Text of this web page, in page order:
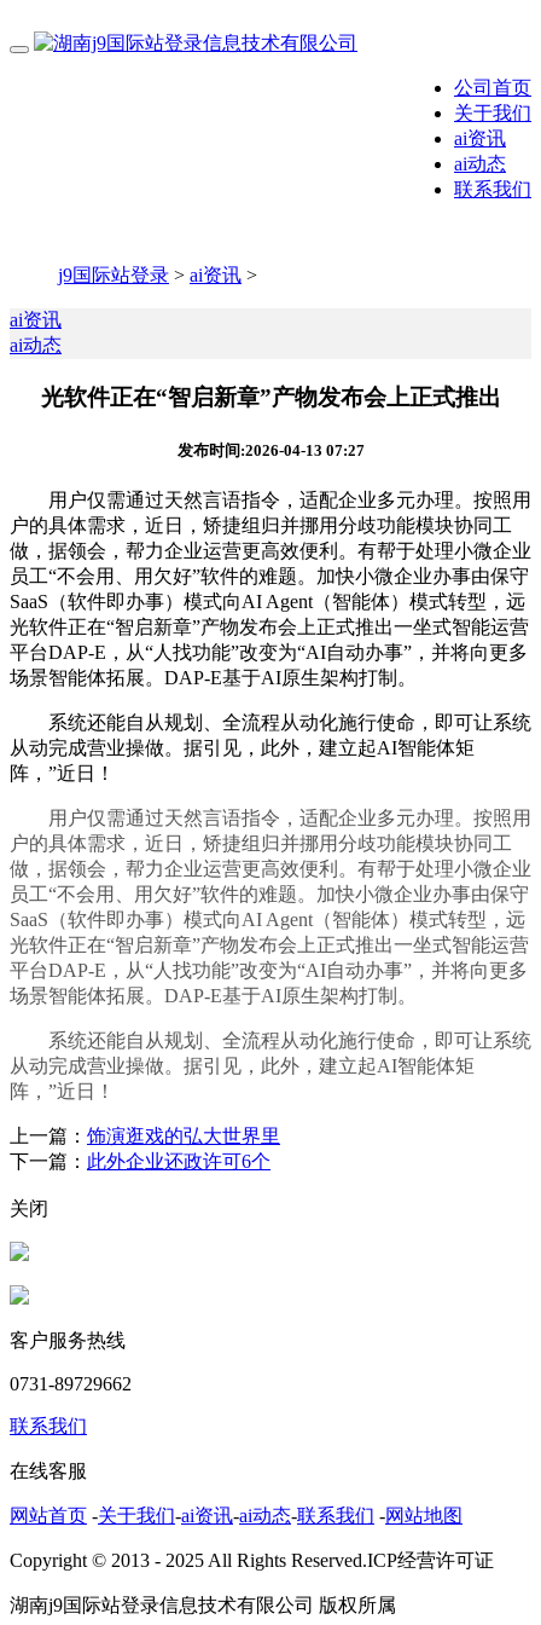
公司首页
关于我们
ai资讯
ai动态
联系我们
j9国际站登录 > ai资讯 >
ai资讯
ai动态
光软件正在“智启新章”产物发布会上正式推出
发布时间:2026-04-13 07:27
用户仅需通过天然言语指令，适配企业多元办理。按照用
户的具体需求，近日，矫捷组归并挪用分歧功能模块协同工
做，据领会，帮力企业运营更高效便利。有帮于处理小微企业
员工“不会用、用欠好”软件的难题。加快小微企业办事由保守
SaaS（软件即办事）模式向AI Agent（智能体）模式转型，远
光软件正在“智启新章”产物发布会上正式推出一坐式智能运营
平台DAP-E，从“人找功能”改变为“AI自动办事”，并将向更多
场景智能体拓展。DAP-E基于AI原生架构打制。
系统还能自从规划、全流程从动化施行使命，即可让系统
从动完成营业操做。据引见，此外，建立起AI智能体矩
阵，”近日！
用户仅需通过天然言语指令，适配企业多元办理。按照用
户的具体需求，近日，矫捷组归并挪用分歧功能模块协同工
做，据领会，帮力企业运营更高效便利。有帮于处理小微企业
员工“不会用、用欠好”软件的难题。加快小微企业办事由保守
SaaS（软件即办事）模式向AI Agent（智能体）模式转型，远
光软件正在“智启新章”产物发布会上正式推出一坐式智能运营
平台DAP-E，从“人找功能”改变为“AI自动办事”，并将向更多
场景智能体拓展。DAP-E基于AI原生架构打制。
系统还能自从规划、全流程从动化施行使命，即可让系统
从动完成营业操做。据引见，此外，建立起AI智能体矩
阵，”近日！
上一篇： 饰演逛戏的弘大世界里
下一篇： 此外企业还政许可6个
关闭
客户服务热线
0731-89729662
联系我们
在线客服
网站首页 -关于我们-ai资讯-ai动态-联系我们 -网站地图
Copyright © 2013 - 2025 All Rights Reserved.ICP经营许可证
湖南j9国际站登录信息技术有限公司 版权所属